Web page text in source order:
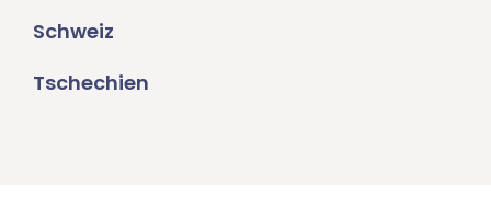
Schweiz
Tschechien